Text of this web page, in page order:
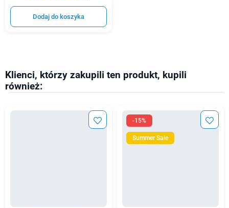
Dodaj do koszyka
Klienci, którzy zakupili ten produkt, kupili
również:
-15%
Summer Sale